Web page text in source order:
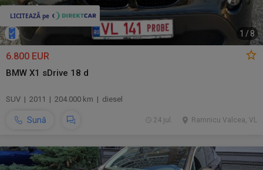
1 /8
6.800 EUR
BMW X1 sDrive 18 d
SUV | 2011 | 204.000 km | diesel
Sună Ramnicu Valcea, VL
24 jul.